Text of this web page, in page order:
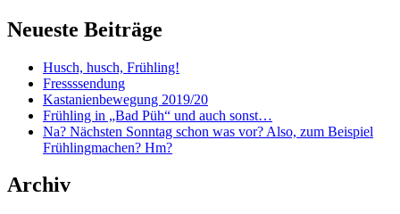
Neueste Beiträge
Husch, husch, Frühling!
Fressssendung
Kastanienbewegung 2019/20
Frühling in „Bad Püh“ und auch sonst…
Na? Nächsten Sonntag schon was vor? Also, zum Beispiel
Frühlingmachen? Hm?
Archiv